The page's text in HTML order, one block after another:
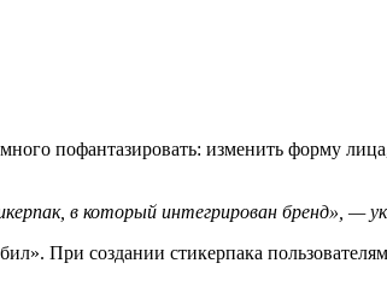
пофантазировать: изменить форму
в который интегрирован бренд», —
При создании стикерпака